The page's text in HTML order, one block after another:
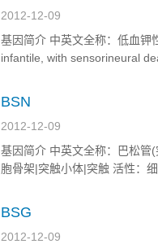
2012-12-09
基因简介 中英文全称：低血钾
infantile, with sensorineural
BSN
2012-12-09
基因简介 中英文全称：巴松
胞骨架|突触小体|突触 活性：
BSG
2012-12-09